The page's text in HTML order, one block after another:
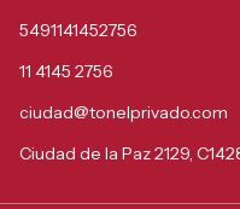
5491141452756
11 4145 2756
ciudad@tonelprivado.com
Ciudad de la Paz 2129,